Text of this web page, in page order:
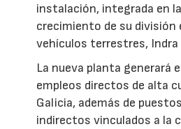
instalación, integrada en
crecimiento de su división
vehículos terrestres, Indra
La nueva planta generará
empleos directos de alta
Galicia, además de
indirectos vinculados a la